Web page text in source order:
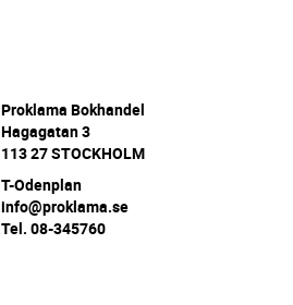
Proklama Bokhandel
Hagagatan 3
113 27 STOCKHOLM
T-Odenplan
info@proklama.se
Tel. 08-345760